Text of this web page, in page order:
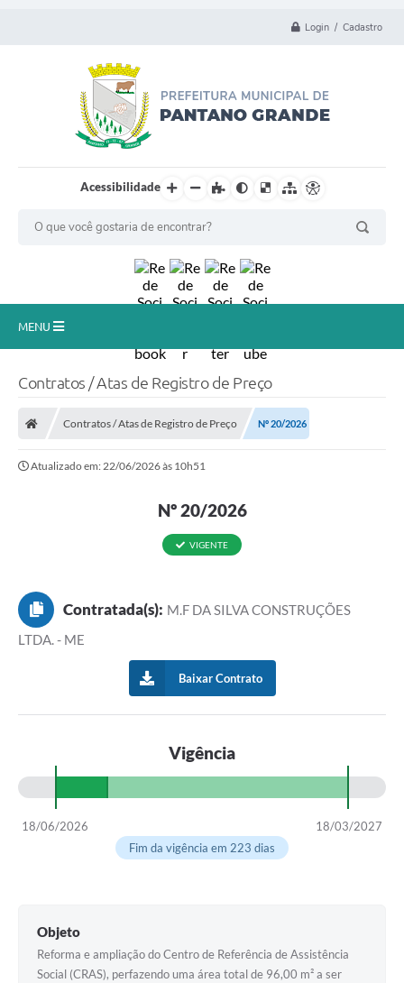
Login / Cadastro
Acessibilidade
MENU
Publicações / Transparência
Contato
Audiências Públicas
Arquivos para Download
Contas Públicas
Legislação
Contratos / Atas de Registro de Preço
Contratos / Atas de Registro de Preço Nº 20/2026
Atualizado em: 22/06/2026 às 10h51
Nº 20/2026
VIGENTE
Contratada(s): M.F DA SILVA CONSTRUÇÕES
LTDA. - ME
Baixar Contrato
Vigência
18/06/2026
18/03/2027
Fim da vigência em 223 dias
Objeto
Reforma e ampliação do Centro de Referência de Assistência
Social (CRAS), perfazendo uma área total de 96,00 m² a ser